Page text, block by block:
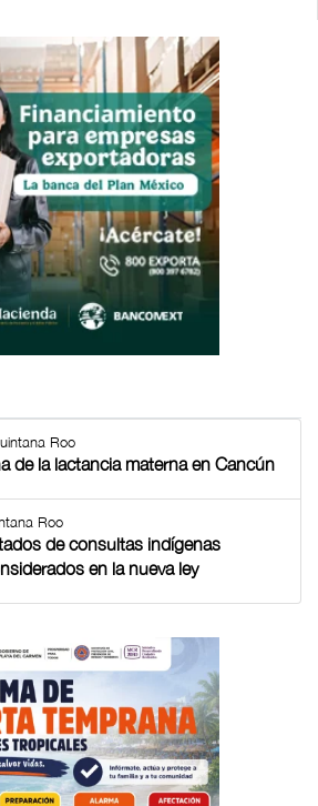
Roo
de la lactancia materna en Cancún
Roo
de consultas indígenas
en la nueva ley